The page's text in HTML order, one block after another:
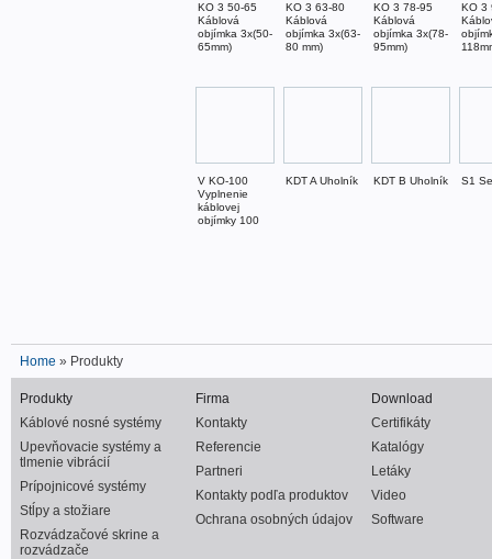
KO 3 50-65
Káblová
objímka 3x(50-
65mm)
KO 3 63-80
Káblová
objímka 3x(63-
80 mm)
KO 3 78-95
Káblová
objímka 3x(78-
95mm)
KO 3
V KO-100
Vyplnenie
káblovej
objímky 100
KDT A Uholník KDT B Uholník S1
Home » Produkty
Produkty
Káblové nosné systémy
Upevňovacie systémy a
tlmenie vibrácií
Prípojnicové systémy
Stĺpy a stožiare
Rozvádzačové skrine a
rozvádzače
Firma
Kontakty
Referencie
Partneri
Kontakty podľa produktov
Ochrana osobných údajov
Download
Certifikáty
Katalógy
Letáky
Video
Software